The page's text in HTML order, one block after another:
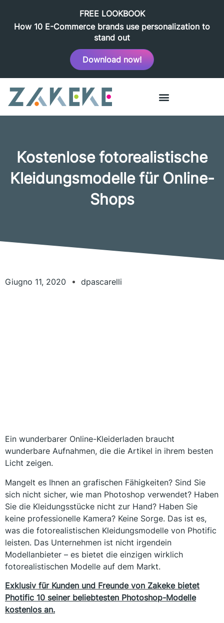
FREE LOOKBOOK
How 10 E-Commerce brands use personalization to
stand out
Download now!
Kostenlose fotorealistische
Kleidungsmodelle für Online-
Shops
Giugno 11, 2020 dpascarelli
Ein wunderbarer Online-Kleiderladen braucht
wunderbare Aufnahmen, die die Artikel in ihrem besten
Licht zeigen.
Mangelt es Ihnen an grafischen Fähigkeiten? Sind Sie
sich nicht sicher, wie man Photoshop verwendet? Haben
Sie die Kleidungsstücke nicht zur Hand? Haben Sie
keine professionelle Kamera? Keine Sorge. Das ist es,
was die fotorealistischen Kleidungsmodelle von Photific
leisten. Das Unternehmen ist nicht irgendein
Modellanbieter – es bietet die einzigen wirklich
fotorealistischen Modelle auf dem Markt.
Exklusiv für Kunden und Freunde von Zakeke bietet
Photific 10 seiner beliebtesten Photoshop-Modelle
kostenlos an.